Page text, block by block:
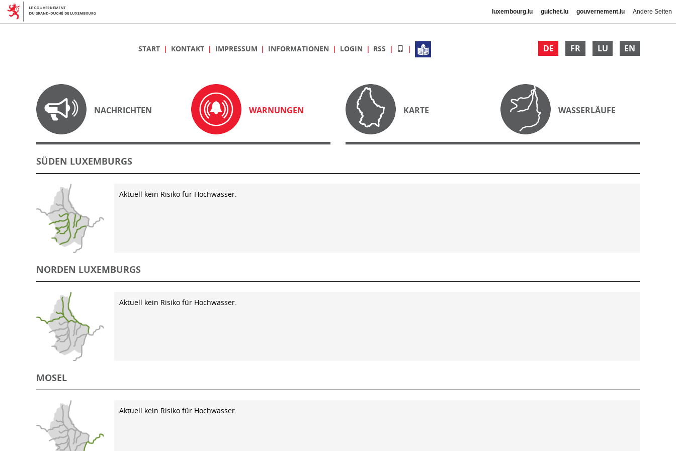
luxembourg.lu guichet.lu gouvernement.lu Andere Seiten
DE FR LU EN
START KONTAKT IMPRESSUM INFORMATIONEN LOGIN RSS
NACHRICHTEN WARNUNGEN KARTE WASSERLÄUFE
SÜDEN LUXEMBURGS
Aktuell kein Risiko für Hochwasser.
NORDEN LUXEMBURGS
Aktuell kein Risiko für Hochwasser.
MOSEL
Aktuell kein Risiko für Hochwasser.